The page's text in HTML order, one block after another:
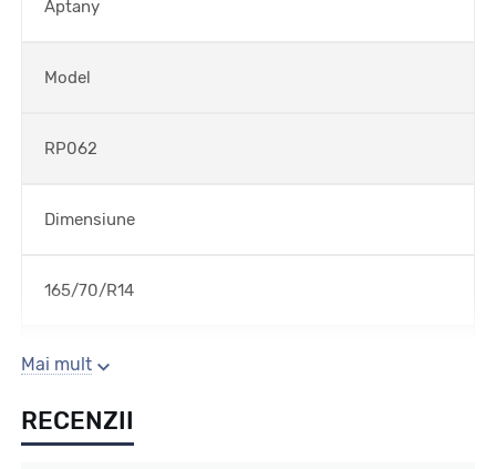
Aptany
Model
RP062
Dimensiune
165/70/R14
Sezon
Vara
Mai mult
RECENZII